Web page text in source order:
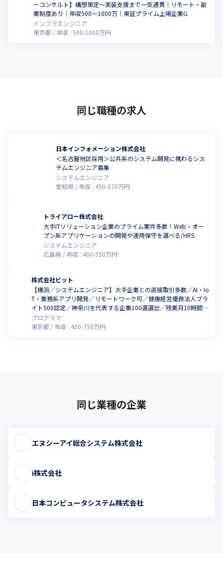
ーコンサルト】構想策定～実装支援まで一気通貫｜リモート・副
業制度あり｜年収500～1000万｜東証プライム上場企業G
インフラエンジニア
東京都
年収 : 500-1000万円
同じ職種の求人
日本インフォメーション株式会社
＜名古屋地区採用＞公共系のシステム開発に携わるシス
テムエンジニア募集
システムエンジニア
愛知県
年収 : 450-570万円
トライアロー株式会社
大手ITソリューション企業のプライム案件多数！Web・オー
プン系アプリケーションの開発や運用保守を選べる/HRS
システムエンジニア
広島県
年収 : 400-550万円
株式会社ビット
【横浜／システムエンジニア】大手企業との直接取引多数／AI・Io
T・業務系アプリ開発／リモートワーク可／健康経営優良法人ブラ
イト500認定／神奈川を代表する企業100選選出／残業月10時間程
度／実働7.5Ｈ
プログラマ
東京都
年収 : 400-750万円
同じ業種の企業
エヌシーアイ総合システム株式会社
i株式会社
日本コンピュータシステム株式会社